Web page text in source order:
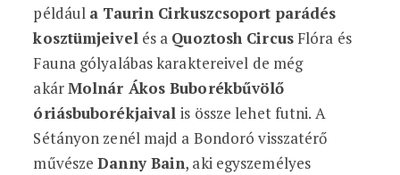
például a Taurin Cirkuszcsoport parádés
kosztümjeivelés a Quoztosh CircusFlóra és
Fauna gólyalábas karaktereivel de még
akárMolnár Ákos Buborékbűvölő
óriásbuborékjaivalis össze lehet futni. A
Sétányon zenél majd a Bondoró visszatérő
művészeDanny Bain, aki egyszemélyes